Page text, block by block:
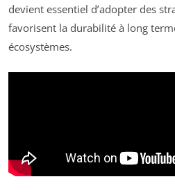
devient essentiel d’adopter des
favorisent la durabilité à long
écosystèmes.